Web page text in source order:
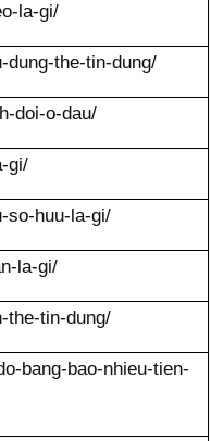
la-gi/
dung-the-tin-dung/
doi-o-dau/
gi/
so-huu-la-gi/
la-gi/
the-tin-dung/
bang-bao-nhieu-tien-